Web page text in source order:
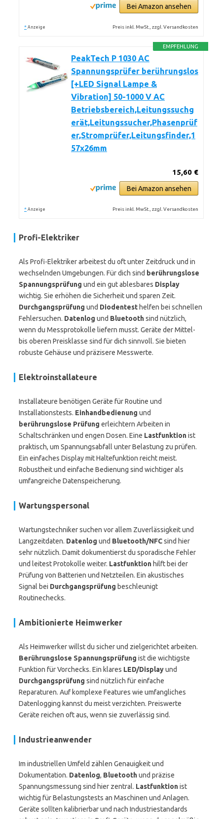
Bei Amazon ansehen
* Anzeige Preis inkl. MwSt., zzgl. Versandkosten
EMPFEHLUNG
PeakTech P 1030 AC
Spannungsprüfer berührungslos
[+LED Signal Lampe &
Vibration] 50-1000 V AC
Betriebsbereich,Leitungssuchg
erät,Leitungssucher,Phasenprüf
er,Stromprüfer,Leitungsfinder,1
57x26mm
15,60 €
Bei Amazon ansehen
* Anzeige Preis inkl. MwSt., zzgl. Versandkosten
Profi-Elektriker
Als Profi-Elektriker arbeitest du oft unter Zeitdruck und in
wechselnden Umgebungen. Für dich sind berührungslose
Spannungsprüfung und ein gut ablesbares Display
wichtig. Sie erhöhen die Sicherheit und sparen Zeit.
Durchgangsprüfung und Diodentest helfen bei schnellen
Fehlersuchen. Datenlog und Bluetoothsind nützlich,
wenn du Messprotokolle liefern musst. Geräte der Mittel-
bis oberen Preisklasse sind für dich sinnvoll. Sie bieten
robuste Gehäuse und präzisere Messwerte.
Elektroinstallateure
Installateure benötigen Geräte für Routine und
Installationstests. Einhandbedienung und
berührungslose Prüfung erleichtern Arbeiten in
Schaltschränken und engen Dosen. Eine Lastfunktionist
praktisch, um Spannungsabfall unter Belastung zu prüfen.
Ein einfaches Display mit Haltefunktion reicht meist.
Robustheit und einfache Bedienung sind wichtiger als
umfangreiche Datenspeicherung.
Wartungspersonal
Wartungstechniker suchen vor allem Zuverlässigkeit und
Langzeitdaten. Datenlog und Bluetooth/NFCsind hier
sehr nützlich. Damit dokumentierst du sporadische Fehler
und leitest Protokolle weiter. Lastfunktion hilft bei der
Prüfung von Batterien und Netzteilen. Ein akustisches
Signal bei Durchgangsprüfung beschleunigt
Routinechecks.
Ambitionierte Heimwerker
Als Heimwerker willst du sicher und zielgerichtet arbeiten.
Berührungslose Spannungsprüfung ist die wichtigste
Funktion für Vorchecks. Ein klares LED/Displayund
Durchgangsprüfung sind nützlich für einfache
Reparaturen. Auf komplexe Features wie umfangliches
Datenlogging kannst du meist verzichten. Preiswerte
Geräte reichen oft aus, wenn sie zuverlässig sind.
Industrieanwender
Im industriellen Umfeld zählen Genauigkeit und
Dokumentation. Datenlog, Bluetoothund präzise
Spannungsmessung sind hier zentral. Lastfunktionist
wichtig für Belastungstests an Maschinen und Anlagen.
Geräte sollten kalibrierbar und nach Industriestandards